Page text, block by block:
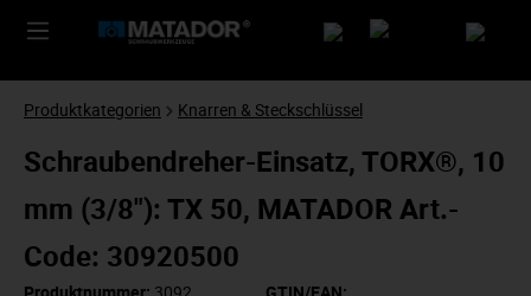
Produktkategorien Knarren & Steckschlüssel
Schraubendreher-Einsatz, TORX®, 10
mm (3/8"): TX 50, MATADOR Art.-
Code: 30920500